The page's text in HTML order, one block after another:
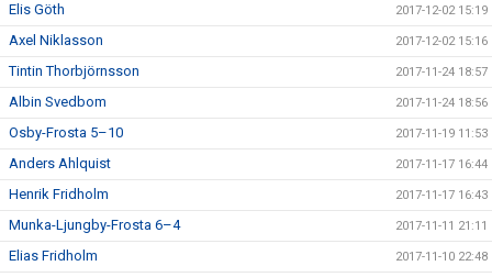
Elis Göth 2017-12-02 15:19
Axel Niklasson 2017-12-02 15:16
Tintin Thorbjörnsson 2017-11-24 18:57
Albin Svedbom 2017-11-24 18:56
Osby-Frosta 5–10 2017-11-19 11:53
Anders Ahlquist 2017-11-17 16:44
Henrik Fridholm 2017-11-17 16:43
Munka-Ljungby-Frosta 6–4 2017-11-11 21:11
Elias Fridholm 2017-11-10 22:48